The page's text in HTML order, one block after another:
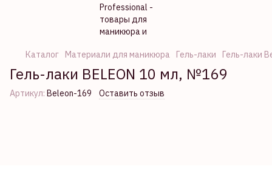
Каталог Материали для маникюра Гель-лаки Гель-лаки
Гель-лаки BELEON 10 мл, №169
Артикул: Beleon-169 Оставить отзыв